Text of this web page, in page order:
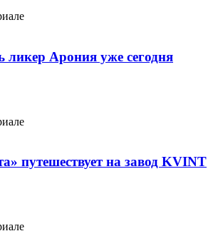
ликep Арония уже сегодня
путешествует на завод KVINT